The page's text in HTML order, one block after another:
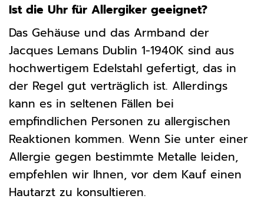
Ist die Uhr für Allergiker geeignet?
Das Gehäuse und das Armband der
Jacques Lemans Dublin 1-1940K sind aus
hochwertigem Edelstahl gefertigt, das in
der Regel gut verträglich ist. Allerdings
kann es in seltenen Fällen bei
empfindlichen Personen zu allergischen
Reaktionen kommen. Wenn Sie unter einer
Allergie gegen bestimmte Metalle leiden,
empfehlen wir Ihnen, vor dem Kauf einen
Hautarzt zu konsultieren.